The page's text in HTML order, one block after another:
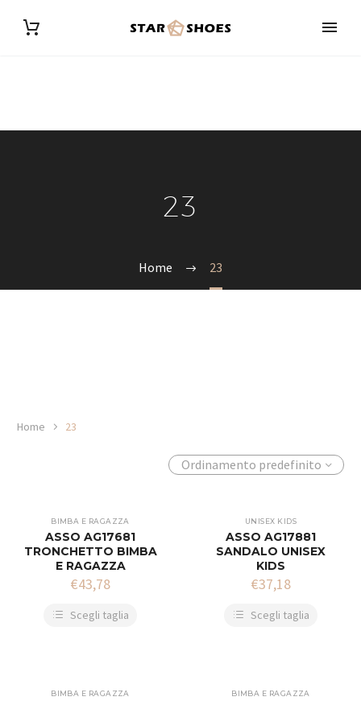
23
Home 23
Home 23
Ordinamento predefinito
BIMBA E RAGAZZA
ASSO AG17681
TRONCHETTO BIMBA
E RAGAZZA
€43,78
Scegli taglia
UNISEX KIDS
ASSO AG17881
SANDALO UNISEX
KIDS
€37,18
Scegli taglia
BIMBA E RAGAZZA BIMBA E RAGAZZA